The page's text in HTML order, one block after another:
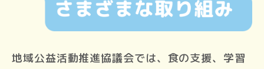
地域公益活動推進協議会では、食の支援、学習